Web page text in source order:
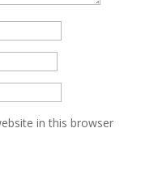
in this browser